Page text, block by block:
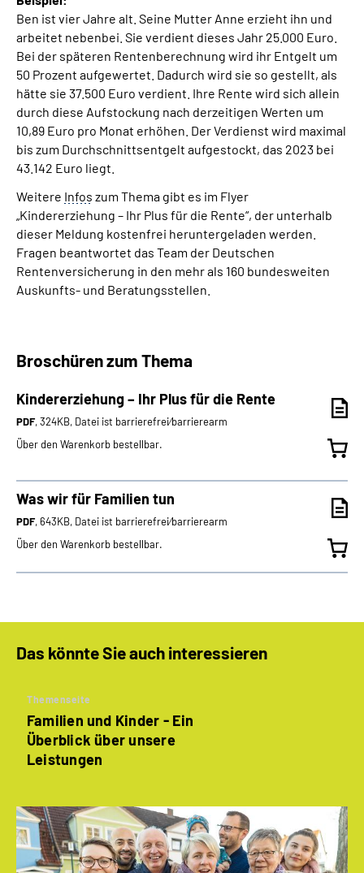
Ben ist vier Jahre alt. Seine Mutter Anne erzieht ihn und
arbeitet nebenbei. Sie verdient dieses Jahr 25.000 Euro.
Bei der späteren Rentenberechnung wird ihr Entgelt um
50 Prozent aufgewertet. Dadurch wird sie so gestellt, als
hätte sie 37.500 Euro verdient. Ihre Rente wird sich allein
durch diese Aufstockung nach derzeitigen Werten um
10,89 Euro pro Monat erhöhen. Der Verdienst wird maximal
bis zum Durchschnittsentgelt aufgestockt, das 2023 bei
43.142 Euro liegt.
Weitere Infos zum Thema gibt es im Flyer
„Kindererziehung – Ihr Plus für die Rente“, der unterhalb
dieser Meldung kostenfrei heruntergeladen werden.
Fragen beantwortet das Team der Deutschen
Rentenversicherung in den mehr als 160 bundesweiten
Auskunfts- und Beratungsstellen.
Broschüren zum Thema
Kindererziehung – Ihr Plus für die Rente
PDF, 324KB, Datei ist barrierefrei⁄barrierearm
Über den Warenkorb bestellbar.
Was wir für Familien tun
PDF, 643KB, Datei ist barrierefrei⁄barrierearm
Über den Warenkorb bestellbar.
Das könnte Sie auch interessieren
Themenseite
Familien und Kinder - Ein
Überblick über unsere
Leistungen